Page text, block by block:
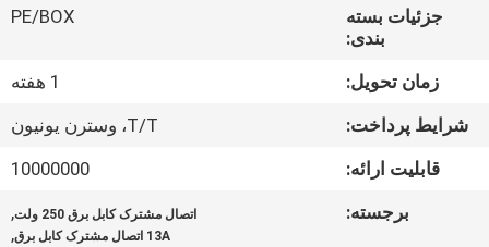
کیفیت
ما
تماس
جزئیات بسته
بندی:
PE/BOX
زمان تحویل:
1 هفته
شرایط پرداخت:
T/T، وسترن یونیون
قابلیت ارائه:
10000000
برجسته:
اتصال مشترک کابل برق 250 ولت ,
13A اتصال مشترک کابل برق ,